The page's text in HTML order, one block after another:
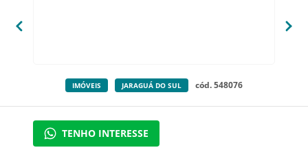
IMÓVEIS JARAGUÁ DO SUL cód. 548076
TENHO INTERESSE